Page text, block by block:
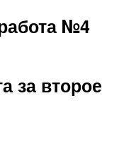
№4
за второе